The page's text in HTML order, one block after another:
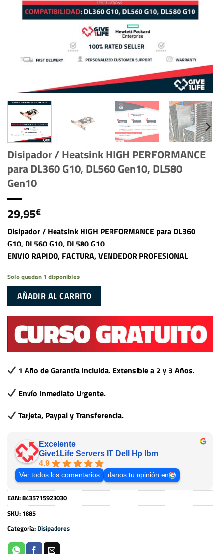
Disipador / Heatsink HIGH PERFORMANCE
para DL360 G10, DL560 Gen10, DL580
Gen10
29,95€
Disipador / Heatsink HIGH PERFORMANCE para DL360
G10, DL560 G10, DL580 G10
ENVIO RAPIDO, FACTURA, VENDEDOR PROFESIONAL
Solo quedan 1 disponibles
AÑADIR AL CARRITO
1 Año de Garantía Incluida. Extensible a 2 y 3 Años.
Envío Inmediato Urgente.
Tarjeta, Paypal y Transferencia.
Excelente
Give1Life Servers IT Dell Hp Ibm
4.9
Ver todos los comentarios danos tu opinión en
EAN:8435715923030
SKU: 1885
Categoría: Disipadores